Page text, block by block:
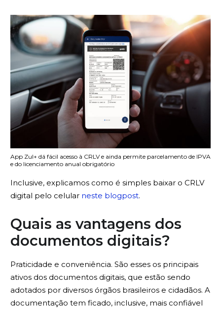
App Zul+ dá fácil acesso à CRLV e ainda permite parcelamento de IPVA
e do licenciamento anual obrigatório
Inclusive, explicamos como é simples baixar o CRLV
digital pelo celular neste blogpost.
Quais as vantagens dos
documentos digitais?
Praticidade e conveniência. São esses os principais
ativos dos documentos digitais, que estão sendo
adotados por diversos órgãos brasileiros e cidadãos. A
documentação tem ficado, inclusive, mais confiável